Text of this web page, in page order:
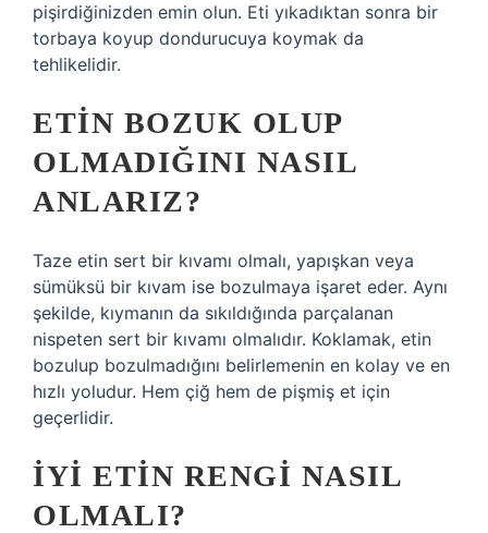
pişirdiğinizden emin olun. Eti yıkadıktan sonra bir
torbaya koyup dondurucuya koymak da
tehlikelidir.
ETIN BOZUK OLUP
OLMADIĞINI NASIL
ANLARIZ?
Taze etin sert bir kıvamı olmalı, yapışkan veya
sümüksü bir kıvam ise bozulmaya işaret eder. Aynı
şekilde, kıymanın da sıkıldığında parçalanan
nispeten sert bir kıvamı olmalıdır. Koklamak, etin
bozulup bozulmadığını belirlemenin en kolay ve en
hızlı yoludur. Hem çiğ hem de pişmiş et için
geçerlidir.
İYI ETIN RENGI NASIL
OLMALI?